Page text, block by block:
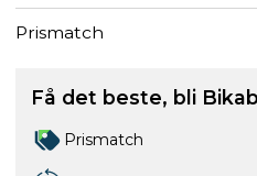
Prismatch
Få det beste, bli
Prismatch